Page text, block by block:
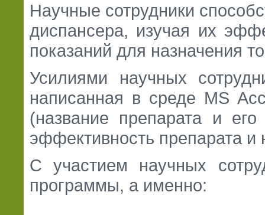
Научные сотрудники
диспансера, изучая их
показаний для назначения
Усилиями научных
написанная в среде MS
(название препарата и
эффективность препарата
С участием научных
программы, а именно: